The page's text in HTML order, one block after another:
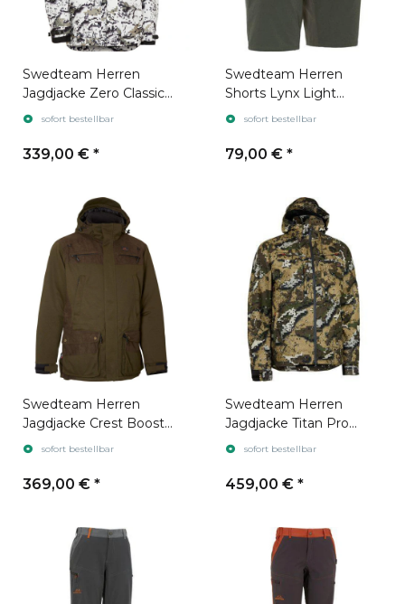
Swedteam Herren
Jagdjacke Zero Classic
Desolve Zero
sofort bestellbar
339,00 € *
Swedteam Herren
Shorts Lynx Light
Swedteam Green
sofort bestellbar
79,00 € *
Swedteam Herren
Jagdjacke Crest Booster
Classic Olive Green
sofort bestellbar
369,00 € *
Swedteam Herren
Jagdjacke Titan Pro
Desolve Veil
sofort bestellbar
459,00 € *